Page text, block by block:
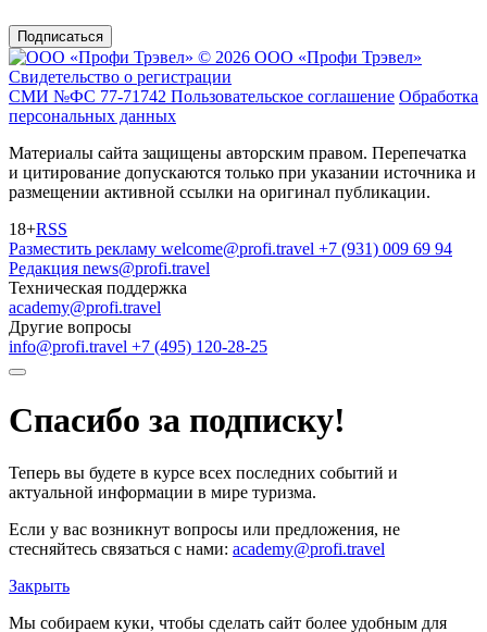
Подписаться
© 2026 ООО «Профи Трэвeл»
Свидетельство о регистрации
СМИ №ФС 77-71742 Пользовательское соглашение Обработка
персональных данных
Материалы сайта защищены авторским правом. Перепечатка
и цитирование допускаются только при указании источника и
размещении активной ссылки на оригинал публикации.
18+RSS
Разместить рекламу welcome@profi.travel +7 (931) 009 69 94
Редакция news@profi.travel
Техническая поддержка
academy@profi.travel
Другие вопросы
info@profi.travel +7 (495) 120-28-25
Спасибо за подписку!
Теперь вы будете в курсе всех последних событий и
актуальной информации в мире туризма.
Если у вас возникнут вопросы или предложения, не
стесняйтесь связаться с нами: academy@profi.travel
Закрыть
Мы собираем куки, чтобы сделать сайт более удобным для